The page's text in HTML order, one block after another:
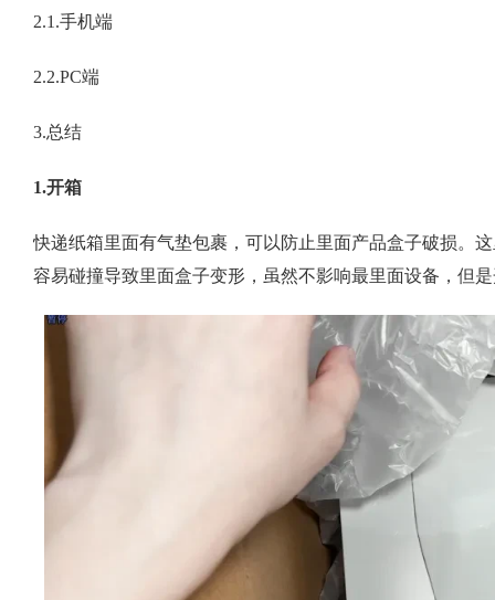
2.1.手机端
2.2.PC端
3.总结
1.开箱
快递纸箱里面有气垫包裹，可以防止里面产品盒子破损。
容易碰撞导致里面盒子变形，虽然不影响最里面设备，但